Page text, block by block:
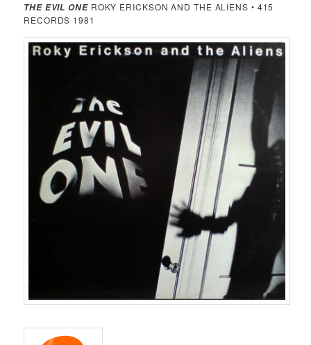
THE EVIL ONEROKY ERICKSON AND THE ALIENS • 415
RECORDS 1981